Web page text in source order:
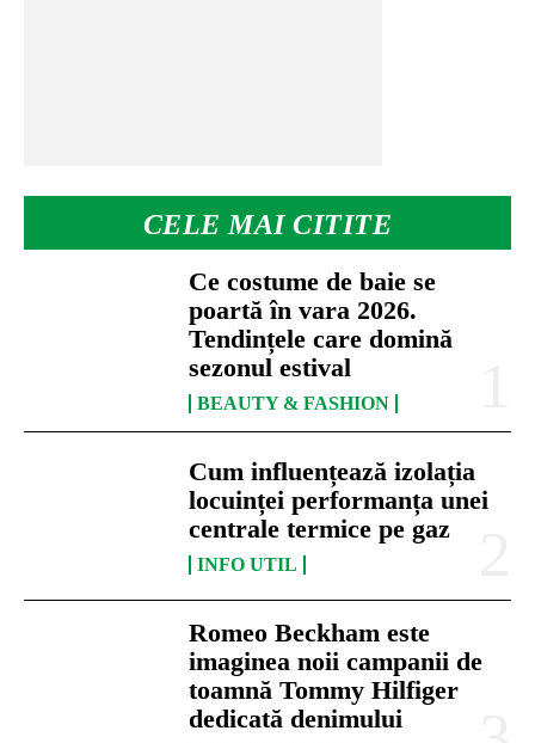
CELE MAI CITITE
Ce costume de baie se
poartă în vara 2026.
Tendințele care domină
sezonul estival
BEAUTY & FASHION
Cum influențează izolația
locuinței performanța unei
centrale termice pe gaz
INFO UTIL
Romeo Beckham este
imaginea noii campanii de
toamnă Tommy Hilfiger
dedicată denimului